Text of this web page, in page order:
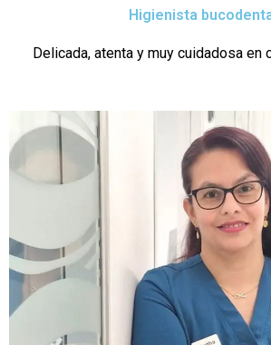
Higienista
Delicada, atenta y muy cuidadosa en